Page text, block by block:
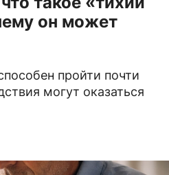
он может
пройти почти
могут оказаться